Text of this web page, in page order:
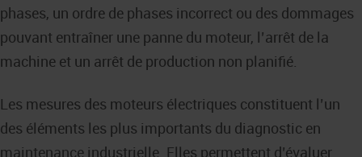
phases, un ordre de phases incorrect ou des dommages
pouvant entraîner une panne du moteur, l’arrêt de la
machine et un arrêt de production non planifié.
Les mesures des moteurs électriques constituent l’un
des éléments les plus importants du diagnostic en
maintenance industrielle. Elles permettent d’évaluer